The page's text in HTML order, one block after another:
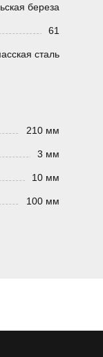
береза
61
сталь
210 мм
3 мм
10 мм
100 мм